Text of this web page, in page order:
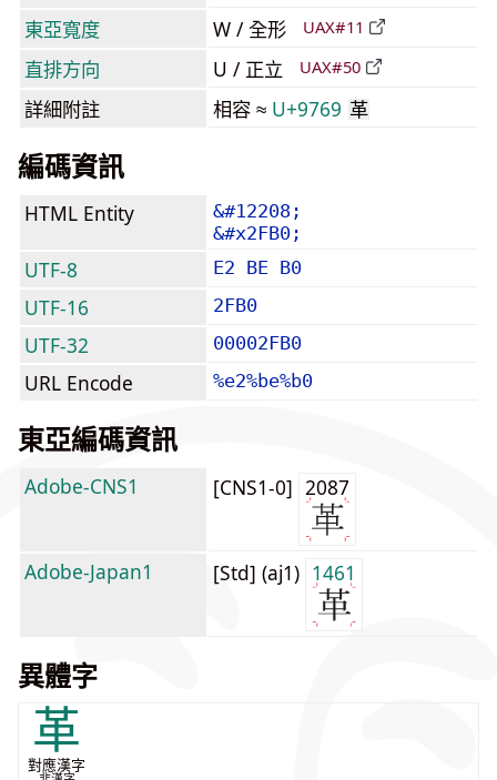
東亞寬度 W / 全形 UAX#11
直排方向 U / 正立 UAX#50
詳細附註 相容 ≈ U+9769 革
編碼資訊
HTML Entity
&#12208;
&#x2FB0;
UTF-8 E2 BE B0
UTF-16 2FB0
UTF-32 00002FB0
URL Encode %e2%be%b0
東亞編碼資訊
Adobe-CNS1 [CNS1-0] 2087
Adobe-Japan1 [Std] (aj1) 1461
異體字
革
對應漢字